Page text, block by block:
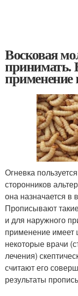
Восковая
принимать.
применение
Огневка
сторонников
она назначается в
Прописывают
и для наружного
применение имеет
некоторые врачи
лечения)
считают его
результаты